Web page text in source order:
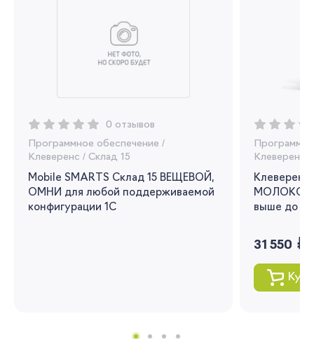
0 отзывов
Программное обеспечение /
Клеверенс / Склад 15
Mobile SMARTS Склад 15 ВЕЩЕВОЙ,
ОМНИ для любой поддерживаемой
конфигурации 1С
Клеверенс
МОЛОКО
выше до
31 550 руб.
персональных данных
заказов и получать индивидуальные
рекомендации